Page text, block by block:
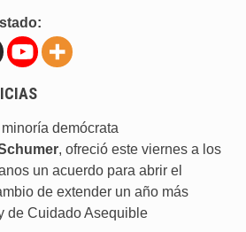
demócrata
, ofreció este viernes a los
un acuerdo para abrir el
de extender un año más
de Cuidado Asequible